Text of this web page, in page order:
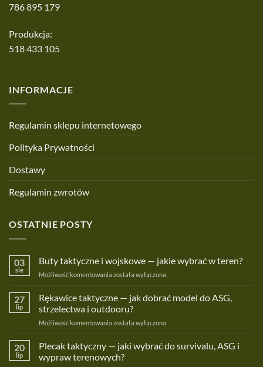
786 895 179
Produkcja:
518 433 105
INFORMACJE
Regulamin sklepu internetowego
Polityka Prywatności
Dostawy
Regulamin zwrotów
OSTATNIE POSTY
03
sie
Buty taktyczne i wojskowe — jakie wybrać w teren?
Możliwość komentowania Buty
wojskowe
—
jakie
teren?
została wyłączona
27
lip
Rękawice taktyczne — jak dobrać model do ASG,
strzelectwa i outdooru?
Możliwość komentowania Rękawice
jak
dobrać
została wyłączona
20
lip
Plecak taktyczny — jaki wybrać do survivalu, ASG i
wypraw terenowych?